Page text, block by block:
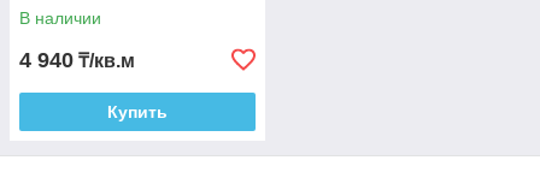
В наличии
4 940 ₸/кв.м
Купить